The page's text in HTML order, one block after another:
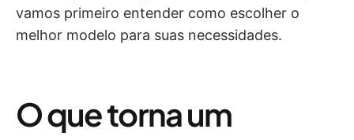
vamos primeiro entender como escolher o
melhor modelo para suas necessidades.
O que torna um